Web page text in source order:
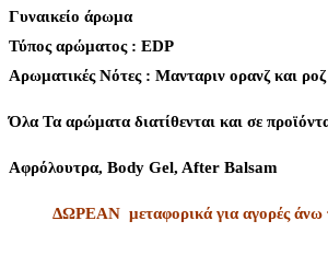
Γυναικείο άρωμα
Τύπος αρώματος : ΕDP
Aρωματικές Νότες : Μανταριν ορανζ και ροζ
Όλα Τα αρώματα διατίθενται και σε
Αφρόλουτρα, Body Gel, After Balsam
ΔΩΡΕΑΝ μεταφορικά για αγορές